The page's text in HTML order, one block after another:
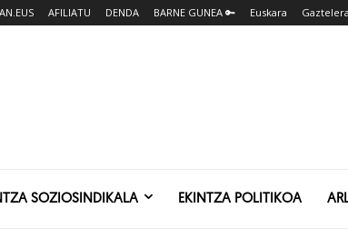
AFILIATU DENDA BARNE GUNEA 🔑 Euskara Gaztelera
SOZIOSINDIKALA EKINTZA POLITIKOA